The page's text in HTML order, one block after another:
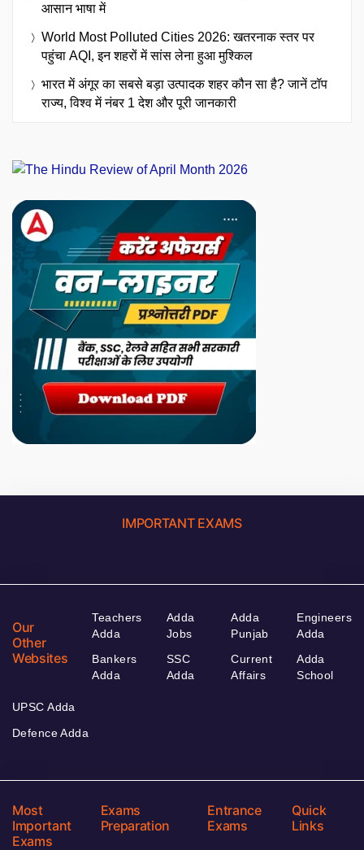
आसान भाषा में
World Most Polluted Cities 2026: खतरनाक स्तर पर
पहुंचा AQI, इन शहरों में सांस लेना हुआ मुश्किल
भारत में अंगूर का सबसे बड़ा उत्पादक शहर कौन सा है? जानें टॉप
राज्य, विश्व में नंबर 1 देश और पूरी जानकारी
IMPORTANT EXAMS
Our
Other
Websites
Teachers
Adda
Bankers
Adda
Adda
Jobs
SSC
Adda
Adda
Punjab
Current
Affairs
Engineers
Adda
Adda
School
UPSC Adda
Defence Adda
Most
Important
Exams
Exams
Preparation
Entrance
Exams
Quick
Links